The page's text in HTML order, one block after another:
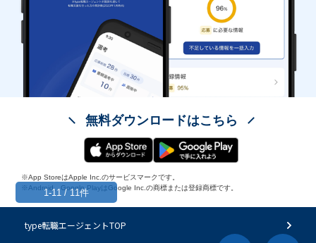
1-11 / 11件
無料ダウンロードはこちら
※App StoreはApple Inc.のサービスマークです。
※Android、Google PlayはGoogle Inc.の商標または登録商標です。
type転職エージェントTOP